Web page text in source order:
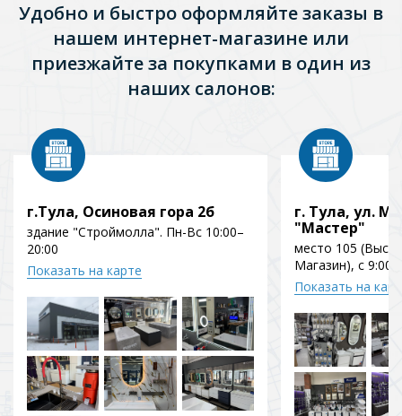
Удобно и быстро оформляйте заказы в
нашем интернет-магазине или
приезжайте за покупками в один из
наших салонов:
г.Тула, Осиновая гора 2б
здание "Строймолла". Пн-Вс 10:00–
20:00
Показать на карте
г. Тула, ул.
"Мастер"
место 105
Магазин), с 9:00
Показать на